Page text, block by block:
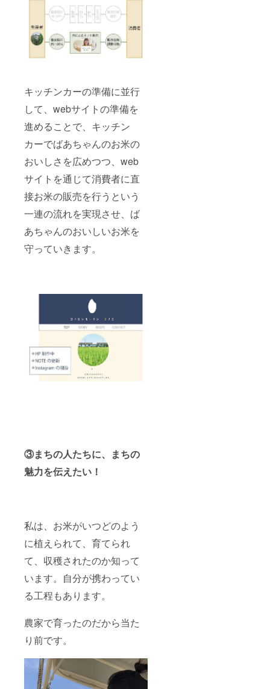
キッチンカーの準備に並行
して、webサイトの準備を
進めることで、キッチン
カーでばあちゃんのお米の
おいしさを広めつつ、web
サイトを通じて消費者に直
接お米の販売を行うという
一連の流れを実現させ、ば
あちゃんのおいしいお米を
守っていきます。
③まちの人たちに、まちの
魅力を伝えたい！
私は、お米がいつどのよう
に植えられて、育てられ
て、収穫されたのか知って
います。自分が携わってい
る工程もあります。
農家で育ったのだから当た
り前です。